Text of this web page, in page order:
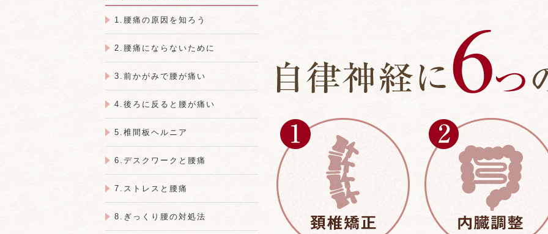
1.腰痛の原因を知ろう
2.腰痛にならないために
3.前かがみで腰が痛い
4.後ろに反ると腰が痛い
5.椎間板ヘルニア
6.デスクワークと腰痛
7.ストレスと腰痛
8.ぎっくり腰の対処法